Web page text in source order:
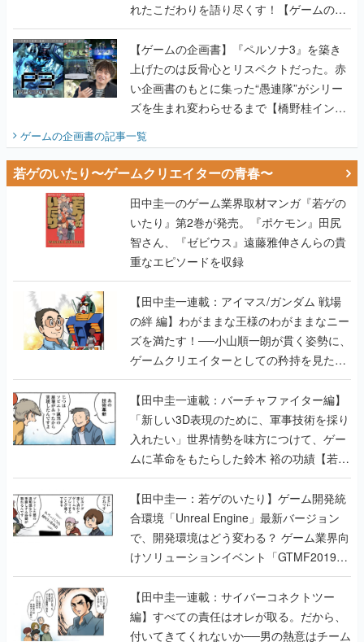
れたこだわりを語り尽くす！【ゲームの企
画書】
【ゲームの企画書】『ペルソナ3』を築き
上げたのは反骨心とリスペクトだった。赤
い企画書のもとに集った“愚連隊”がシリー
ズを生まれ変わらせるまで【橋野桂インタ
ビュー】
ゲームの企画書の記事一覧
若ゲのいたり〜ゲームクリエイターの青春〜
田中圭一のゲーム業界取材マンガ『若ゲの
いたり』第2巻が発売。『ポケモン』田尻
智さん、『ゼビウス』遠藤雅伸さんらの貴
重なエピソードを収録
【田中圭一連載：アイマス/ガンダム 戦場
の絆 編】わがままな王様のわがままなニー
ズを満たす！──小山順一朗が貫く姿勢に、
ゲームクリエイターとしての矜持を見た
【若ゲのいたり最終回】
【田中圭一連載：バーチャファイター編】
「新しい3D表現のために、軍事技術を採り
入れたい」世界情勢を味方につけて、ゲー
ムに革命をもたらした鈴木 裕の功績【若ゲ
のいたり】
【田中圭一：若ゲのいたり】ゲーム開発統
合環境「Unreal Engine」最新バージョン
で、開発環境はどう変わる？ ゲーム業界向
けソリューションイベント「GTMF2019」
に行って、より理解を深めよう【PR】
【田中圭一連載：サイバーコネクトツー
編】すべての責任はオレが取る。だから、
付いてきてくれないか──男の熱意はチーム